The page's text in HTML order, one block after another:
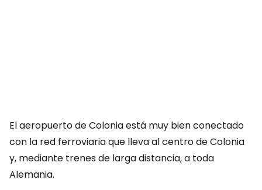
El aeropuerto de Colonia está muy bien conectado
con la red ferroviaria que lleva al centro de Colonia
y, mediante trenes de larga distancia, a toda
Alemania.